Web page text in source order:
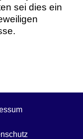
sei dies ein